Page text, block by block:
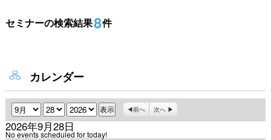
セミナーの検索結果8件
カレンダー
月 日 年 前へ 次へ
2026年9月28日
No events scheduled for today!